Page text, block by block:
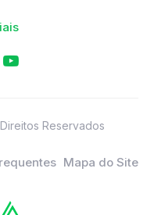
Reservados
Mapa do Site